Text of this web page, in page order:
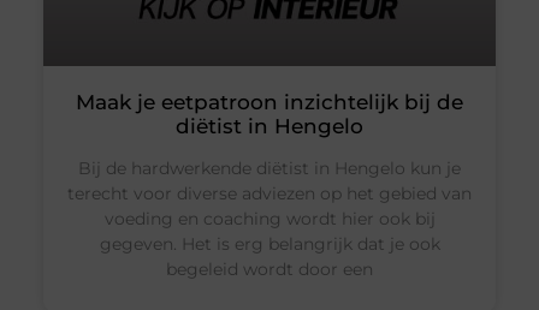
Maak je eetpatroon inzichtelijk bij de
diëtist in Hengelo
Bij de hardwerkende diëtist in Hengelo kun je
terecht voor diverse adviezen op het gebied van
voeding en coaching wordt hier ook bij
gegeven. Het is erg belangrijk dat je ook
begeleid wordt door een